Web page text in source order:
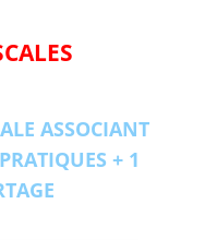
ASSOCIANT
+ 1